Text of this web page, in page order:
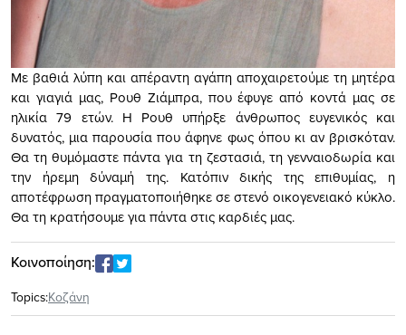
Με βαθιά λύπη και απέραντη αγάπη αποχαιρετούμε τη μητέρα
και γιαγιά μας, Ρουθ Ζιάμπρα, που έφυγε από κοντά μας σε
ηλικία 79 ετών. Η Ρουθ υπήρξε άνθρωπος ευγενικός και
δυνατός, μια παρουσία που άφηνε φως όπου κι αν βρισκόταν.
Θα τη θυμόμαστε πάντα για τη ζεστασιά, τη γενναιοδωρία και
την ήρεμη δύναμή της. Κατόπιν δικής της επιθυμίας, η
αποτέφρωση πραγματοποιήθηκε σε στενό οικογενειακό κύκλο.
Θα τη κρατήσουμε για πάντα στις καρδιές μας.
Κοινοποίηση:
Topics:Κοζάνη